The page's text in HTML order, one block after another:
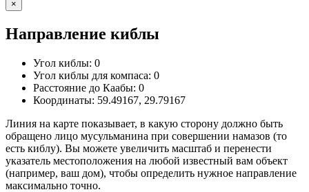
×
Направление киблы
Угол киблы: 0
Угол киблы для компаса: 0
Расстояние до Каабы: 0
Координаты: 59.49167, 29.79167
Линия на карте показывает, в какую сторону должно быть
обращено лицо мусульманина при совершении намазов (то
есть киблу). Вы можете увеличить масштаб и перенести
указатель местоположения на любой известный вам объект
(например, ваш дом), чтобы определить нужное направление
максимально точно.